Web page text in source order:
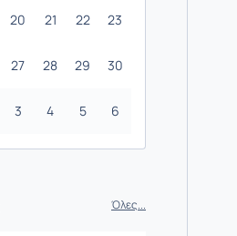
20 21 22 23
27 28 29 30
3 4 5 6
Όλες...